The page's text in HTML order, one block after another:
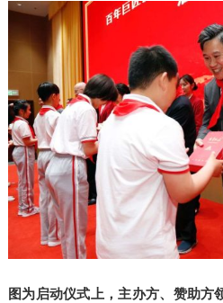
图为启动仪式上，主办方、赞助方